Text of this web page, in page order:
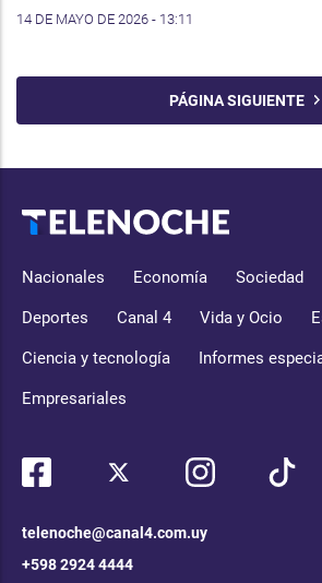
14 DE MAYO DE 2026 - 13:11
PÁGINA SIGUIENTE
Nacionales Economía Sociedad
Deportes Canal 4 Vida y Ocio
Ciencia y tecnología Informes
Empresariales
telenoche@canal4.com.uy
+598 2924 4444